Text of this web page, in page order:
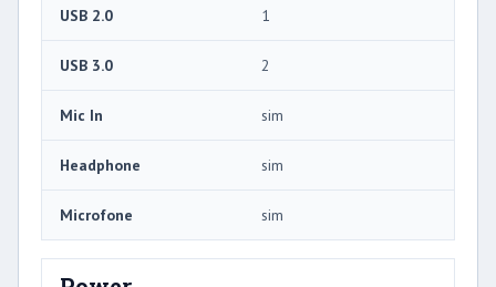
USB 2.0 1
USB 3.0 2
Mic In sim
Headphone sim
Microfone sim